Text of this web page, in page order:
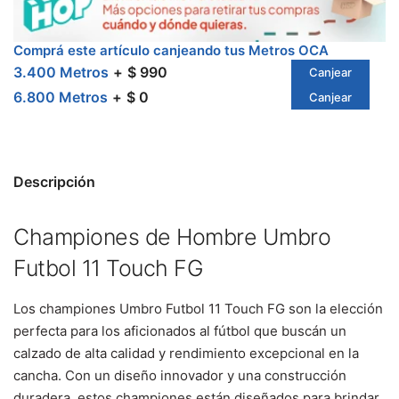
Comprá este artículo canjeando tus Metros OCA
3.400 Metros $ 990 Canjear
6.800 Metros $ 0 Canjear
Descripción
Championes de Hombre Umbro
Futbol 11 Touch FG
Los championes Umbro Futbol 11 Touch FG son la elección
perfecta para los aficionados al fútbol que buscán un
calzado de alta calidad y rendimiento excepcional en la
cancha. Con un diseño innovador y una construcción